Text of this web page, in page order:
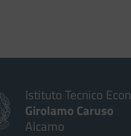
Istituto Tecnico
Girolamo Caruso
Alcamo